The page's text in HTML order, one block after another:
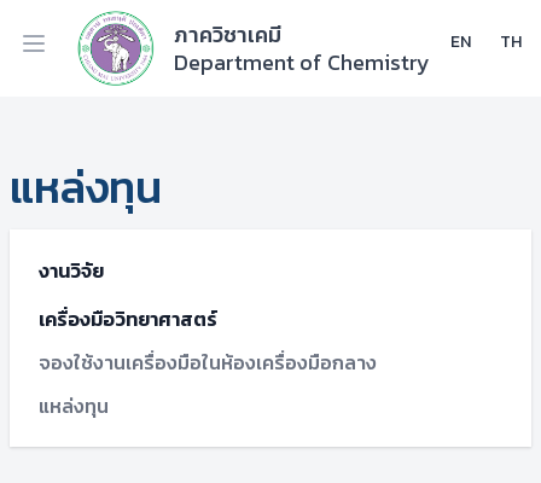
ภาควิชาเคมี
Department of Chemistry
EN TH
แหล่งทุน
งานวิจัย
เครื่องมือวิทยาศาสตร์
จองใช้งานเครื่องมือในห้องเครื่องมือกลาง
แหล่งทุน